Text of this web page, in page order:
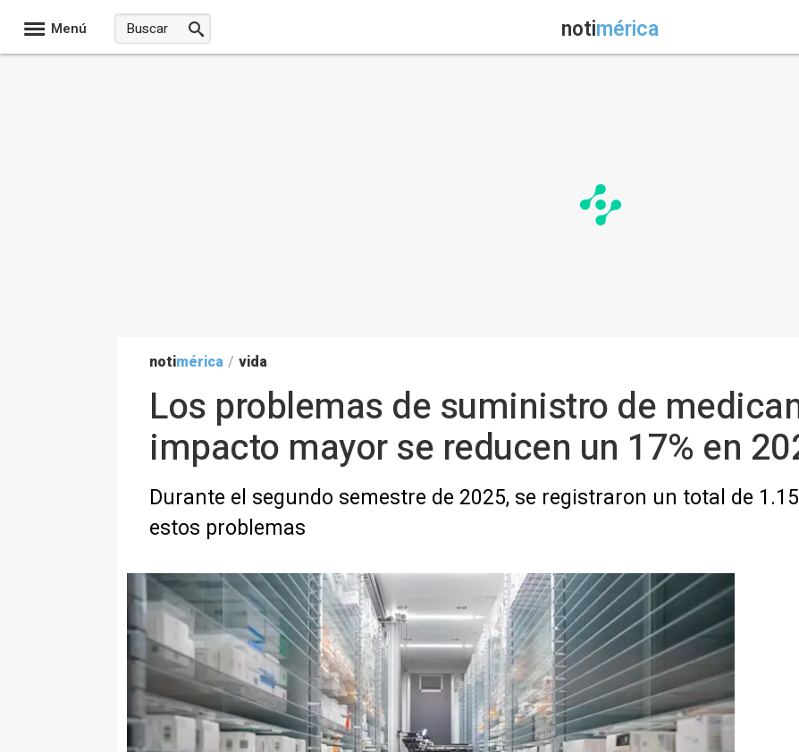
Menú notimérica
notimérica / vida
Los problemas de suministro de
impacto mayor se reducen un 17% en
Durante el segundo semestre de 2025, se registraron un total de
estos problemas